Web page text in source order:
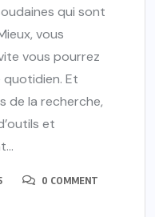
qui sont
vous
vous pourrez
Et
de la recherche,
et
0 COMMENT